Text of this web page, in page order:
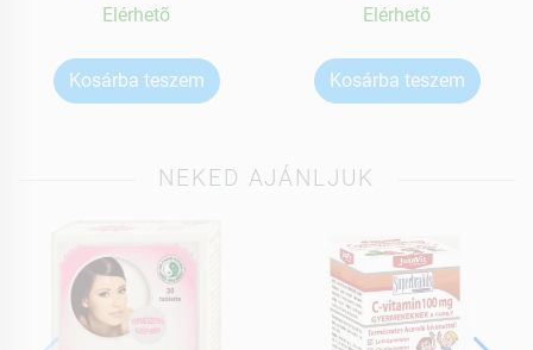
Elérhetõ
Kosárba teszem
Elérhetõ
Kosárba teszem
NEKED AJÁNLJUK